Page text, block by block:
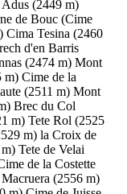
Adus (2449 m)
de Bouc (Cime
Cima Tesina (2460
d'en Barris
(2474 m) Mont
m) Cime de la
(2511 m) Mont
Brec du Col
m) Tete Rol (2525
m) la Croix de
Tete de Velai
de la Costette
(2556 m)